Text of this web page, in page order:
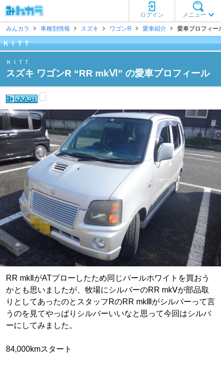
メニュー
ログイン
みんカラ
車種別情報 スズキ ワゴンR 愛車紹介 愛車プロフィー
ＫＩＴＴ
ＫＩＴＴ
スズキ ワゴンR “RR mkⅥ” の愛車プロフィール
RR mkⅡがATブローしたため同じパールホワイトを買おう
かとも思いましたが、牧場にシルバーのRR mkⅤが部品取
りとしてあったのとスタッフRのRR mkⅢがシルバーって言
うのを見てやっぱりシルバーいいなと思って今回はシルバ
ーにしてみました。
84,000kmスタート